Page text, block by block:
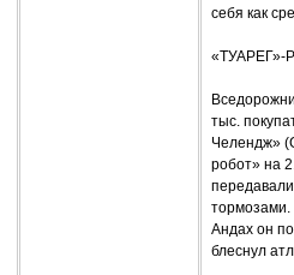
себя как
тыс.
Челендж»
робот» на
тормозами.
Андах он
блеснул